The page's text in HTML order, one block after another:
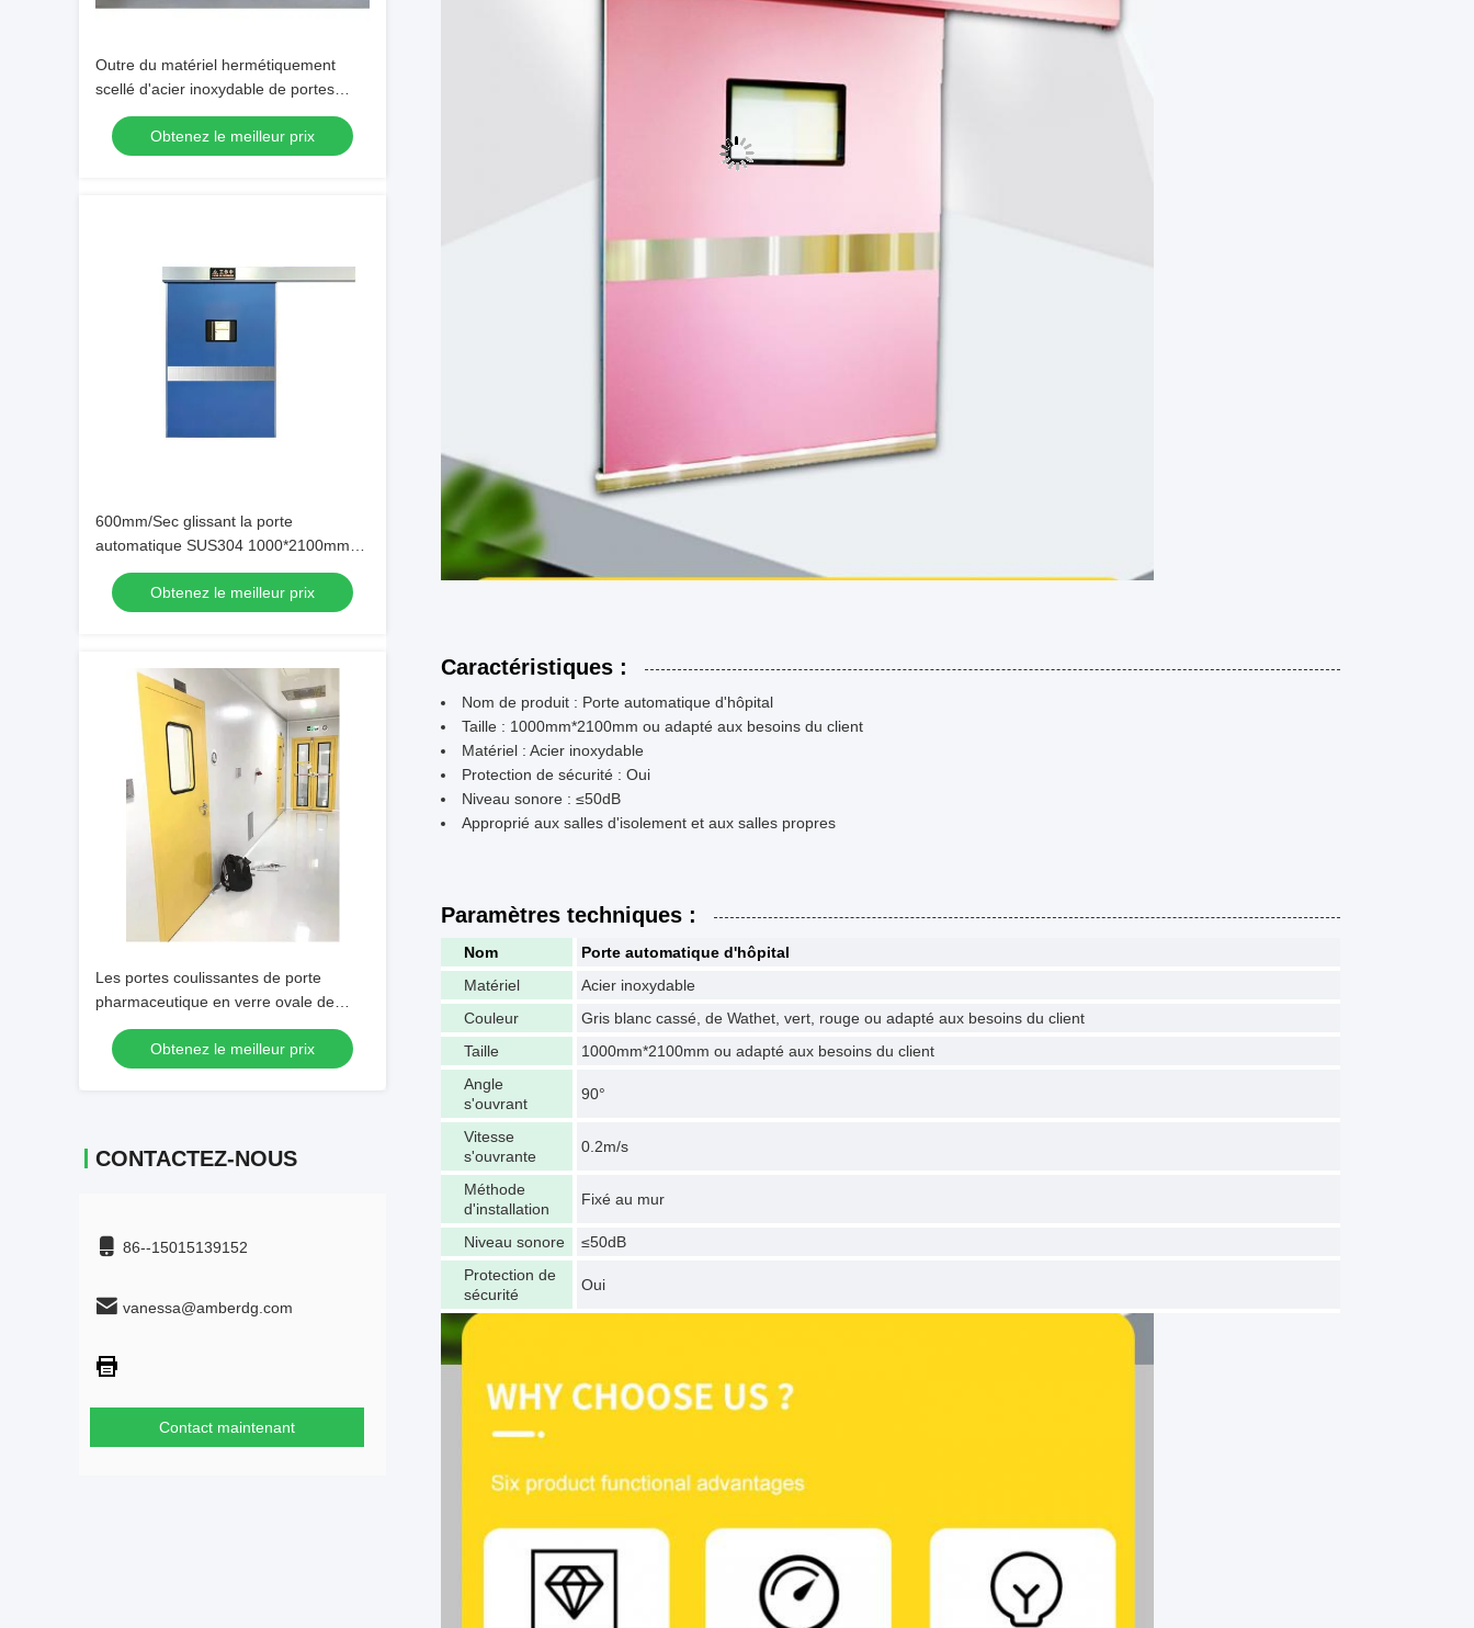
Outre du matériel hermétiquement
scellé d'acier inoxydable de portes
d'hôpital blanc
Obtenez le meilleur prix
600mm/Sec glissant la porte
automatique SUS304 1000*2100mm
d'hôpital
Obtenez le meilleur prix
Les portes coulissantes de porte
pharmaceutique en verre ovale de
pièce propre ignifugent 1.5mm
Obtenez le meilleur prix
CONTACTEZ-NOUS
86--15015139152
vanessa@amberdg.com
Contact maintenant
Caractéristiques :
Nom de produit : Porte automatique d'hôpital
Taille : 1000mm*2100mm ou adapté aux besoins du client
Matériel : Acier inoxydable
Protection de sécurité : Oui
Niveau sonore : ≤50dB
Approprié aux salles d'isolement et aux salles propres
Paramètres techniques :
Nom
Porte automatique d'hôpital
Matériel
Acier inoxydable
Couleur
Gris blanc cassé, de Wathet, vert, rouge ou adapté aux besoins du client
Taille
1000mm*2100mm ou adapté aux besoins du client
Angle
s'ouvrant
90°
Vitesse
s'ouvrante
0.2m/s
Méthode
d'installation
Fixé au mur
Niveau sonore
≤50dB
Protection de
sécurité
Oui